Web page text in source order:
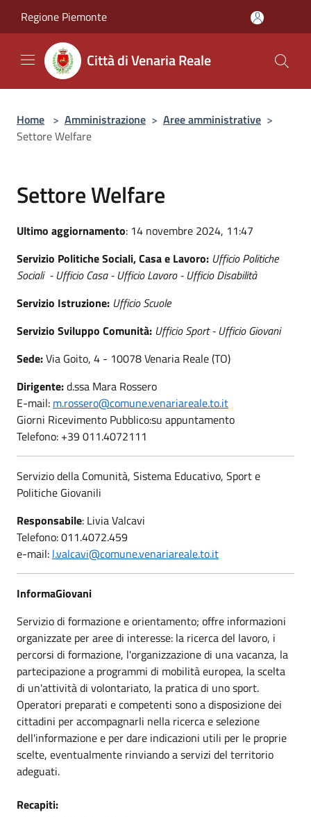
Regione Piemonte
Città di Venaria Reale
Home > Amministrazione > Aree amministrative >
Settore Welfare
Settore Welfare
Ultimo aggiornamento: 14 novembre 2024, 11:47
Servizio Politiche Sociali, Casa e Lavoro: Ufficio Politiche
Sociali - Ufficio Casa - Ufficio Lavoro - Ufficio Disabilità
Servizio Istruzione: Ufficio Scuole
Servizio Sviluppo Comunità: Ufficio Sport - Ufficio Giovani
Sede:Via Goito, 4 - 10078 Venaria Reale (TO)
Dirigente:d.ssa Mara Rossero
E-mail: m.rossero@comune.venariareale.to.it
Giorni Ricevimento Pubblico:su appuntamento
Telefono: +39 011.4072111
Servizio della Comunità, Sistema Educativo, Sport e
Politiche Giovanili
Responsabile: Livia Valcavi
Telefono: 011.4072.459
e-mail: l.valcavi@comune.venariareale.to.it
InformaGiovani
Servizio di formazione e orientamento; offre informazioni
organizzate per aree di interesse: la ricerca del lavoro, i
percorsi di formazione, l'organizzazione di una vacanza, la
partecipazione a programmi di mobilità europea, la scelta
di un'attività di volontariato, la pratica di uno sport.
Operatori preparati e competenti sono a disposizione dei
cittadini per accompagnarli nella ricerca e selezione
dell'informazione e per dare indicazioni utili per le proprie
scelte, eventualmente rinviando a servizi del territorio
adeguati.
Recapiti: